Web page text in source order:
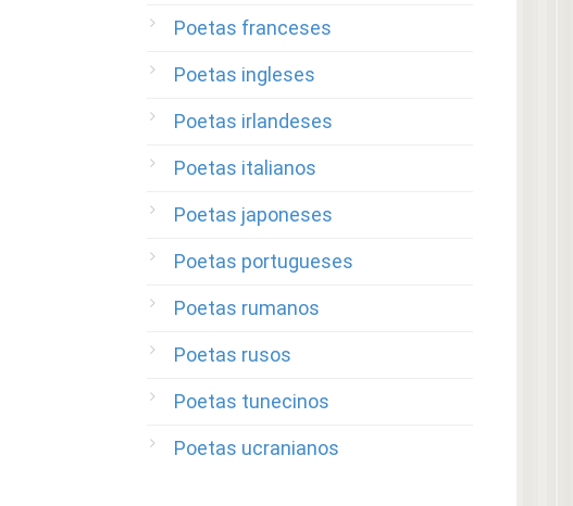
Poetas franceses
Poetas ingleses
Poetas irlandeses
Poetas italianos
Poetas japoneses
Poetas portugueses
Poetas rumanos
Poetas rusos
Poetas tunecinos
Poetas ucranianos